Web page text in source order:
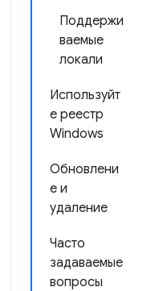
Поддержи
ваемые
локали
Используйт
е реестр
Windows
Обновлени
е и
удаление
Часто
задаваемые
вопросы